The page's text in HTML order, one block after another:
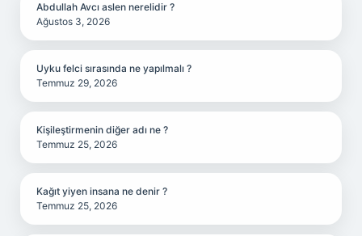
Abdullah Avcı aslen nerelidir ?
Ağustos 3, 2026
Uyku felci sırasında ne yapılmalı ?
Temmuz 29, 2026
Kişileştirmenin diğer adı ne ?
Temmuz 25, 2026
Kağıt yiyen insana ne denir ?
Temmuz 25, 2026